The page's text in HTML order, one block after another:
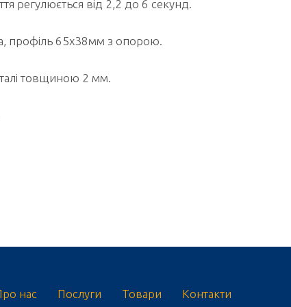
регулюється від 2,2 до 6 секунд.
профіль 65x38мм з опорою.
товщиною 2 мм.
нас Послуги Товари Контакти